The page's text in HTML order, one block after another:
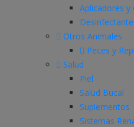
Aplicadores y
Otros Animales
Peces y
Salud
Piel
Salud Bucal
Suplementos
Sistemas